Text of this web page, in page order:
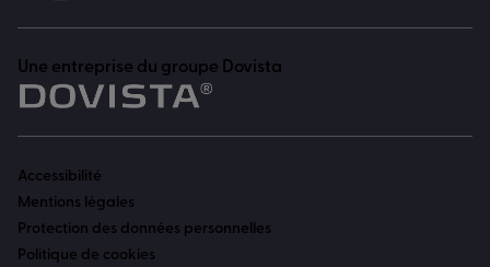
Une entreprise du groupe Dovista
Accessibilité
Mentions légales
Protection des données personnelles
Politique de cookies